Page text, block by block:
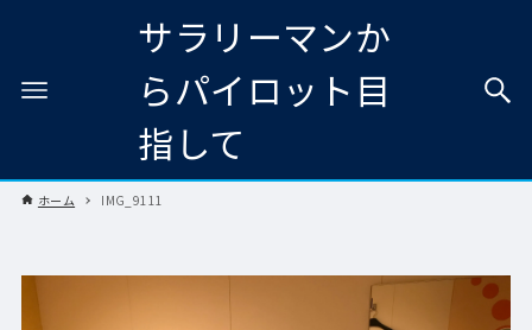
サラリーマンか
らパイロット目
指して
ホーム IMG_9111